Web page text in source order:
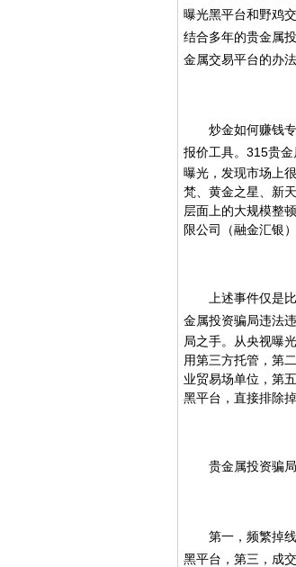
曝光黑平台和野鸡
结合多年的贵金属
金属交易平台的办法
炒金如何赚钱专
报价工具。 315贵金
曝光，发现市场上
梵、黄金之星、新
层面上的大规模整
限公司（融金汇银
上述事件仅是比
金属投资骗局违法
局之手。从央视曝
用第三方托管，第
业贸易场单位，第
黑平台，直接排除
贵金属投资骗局
第一，频繁掉线
黑平台，第三，成